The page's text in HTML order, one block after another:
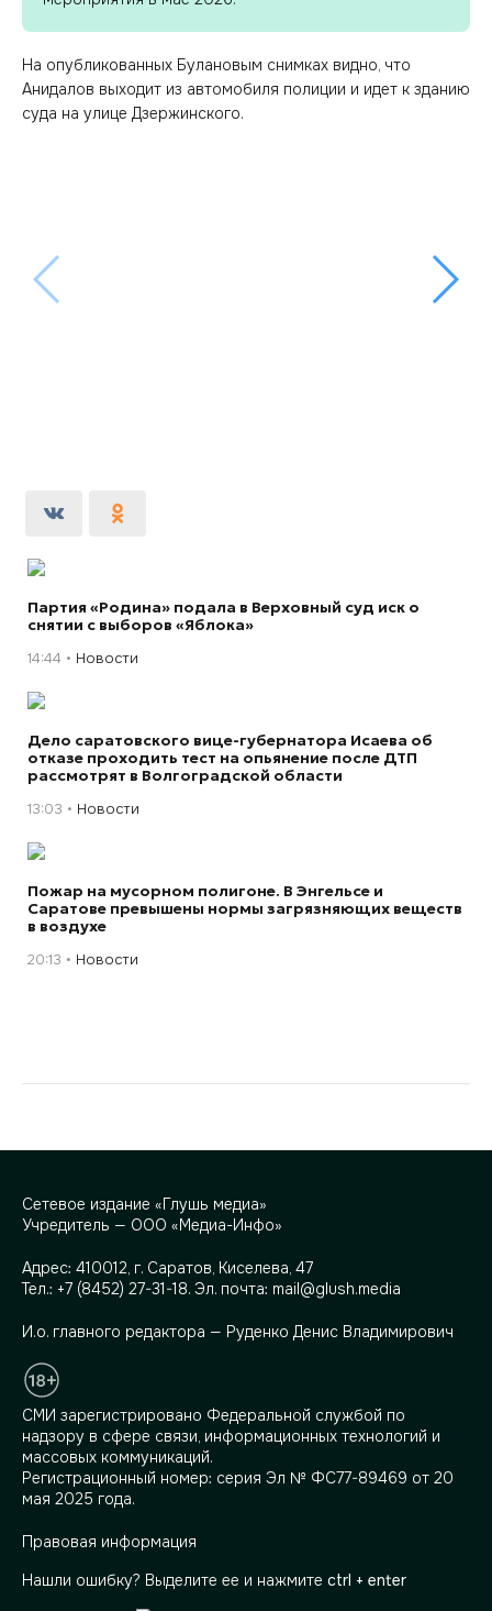
На опубликованных Булановым снимках видно, что
Анидалов выходит из автомобиля полиции и идет к зданию
суда на улице Дзержинского.
Партия «Родина» подала в Верховный суд иск о
снятии с выборов «Яблока»
14:44 Новости
Дело саратовского вице-губернатора Исаева об
отказе проходить тест на опьянение после ДТП
рассмотрят в Волгоградской области
13:03 Новости
Пожар на мусорном полигоне. В Энгельсе и
Саратове превышены нормы загрязняющих веществ
в воздухе
20:13 Новости
Сетевое издание «Глушь медиа»
Учредитель — ООО «Медиа-Инфо»
Адрес: 410012, г. Саратов, Киселева, 47
Тел.: +7 (8452) 27-31-18. Эл. почта: mail@glush.media
И.о. главного редактора — Руденко Денис Владимирович
СМИ зарегистрировано Федеральной службой по
надзору в сфере связи, информационных технологий и
массовых коммуникаций.
Регистрационный номер: серия Эл № ФС77-89469 от 20
мая 2025 года.
Правовая информация
Нашли ошибку? Выделите ее и нажмите ctrl + enter